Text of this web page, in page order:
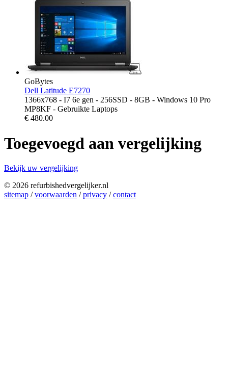
GoBytes
Dell Latitude E7270
1366x768 - I7 6e gen - 256SSD - 8GB - Windows 10 Pro
MP8KF - Gebruikte Laptops
€ 480.00
Toegevoegd aan vergelijking
Bekijk uw vergelijking
© 2026 refurbishedvergelijker.nl
sitemap /voorwaarden /privacy /contact